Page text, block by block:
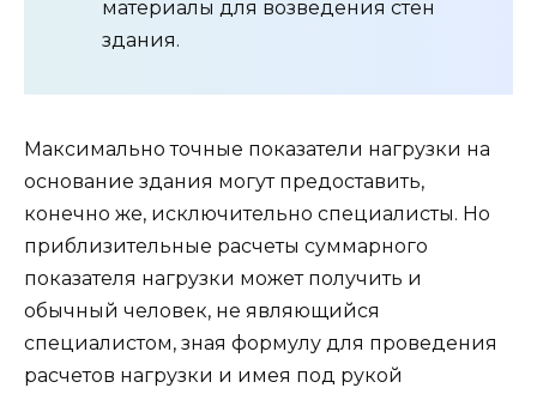
материалы для возведения стен
здания.
Максимально точные показатели нагрузки на
основание здания могут предоставить,
конечно же, исключительно специалисты. Но
приблизительные расчеты суммарного
показателя нагрузки может получить и
обычный человек, не являющийся
специалистом, зная формулу для проведения
расчетов нагрузки и имея под рукой